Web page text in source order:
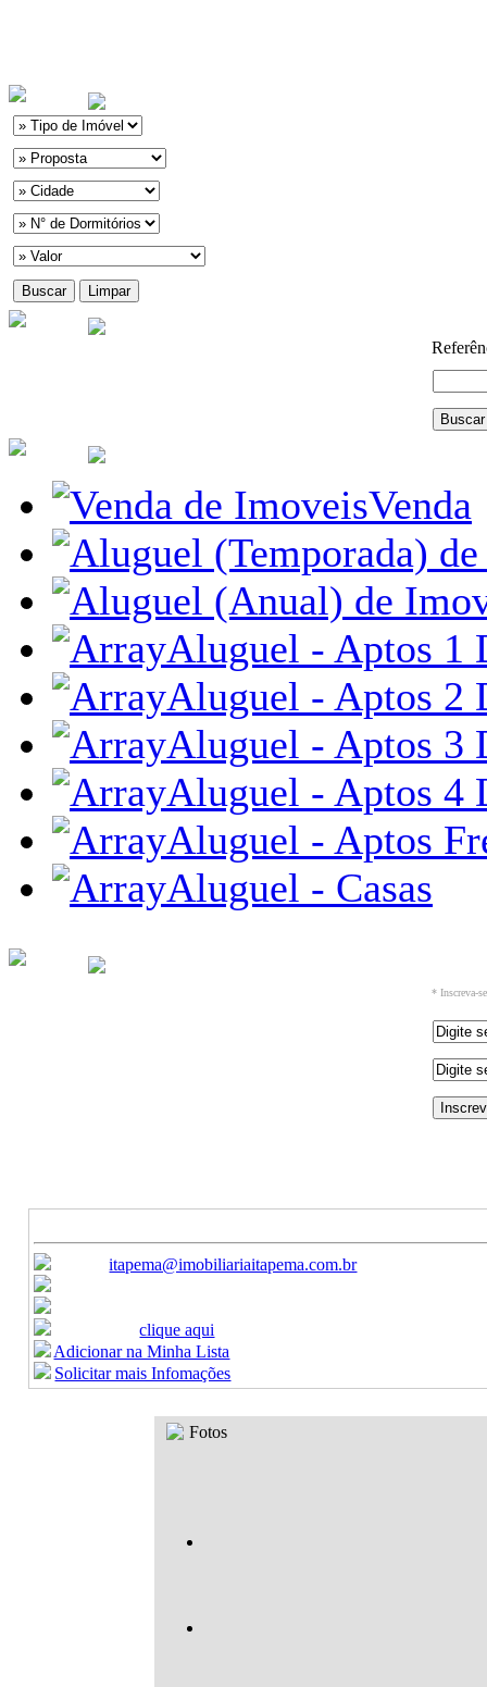
Venda
Aluguel - Aptos 1
Aluguel - Aptos 2
Aluguel - Aptos 3
Aluguel - Aptos 4
Aluguel - Aptos
Aluguel - Casas
* Inscreva-
E-mail:itapema@imobiliariaitapema.com.br
Ligue:
Celular:
Formulario:clique aqui
Adicionar na Minha Lista
Solicitar mais Infomações
Fotos